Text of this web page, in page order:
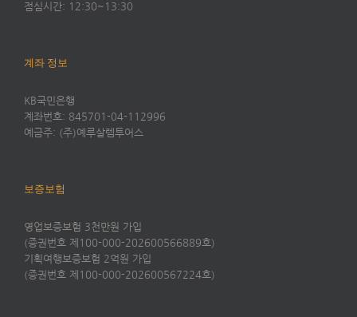
점심시간: 12:30~13:30
계좌 정보
KB국민은행
계좌번호: 845701-04-112996
예금주: (주)예루살렘투어스
보증보험
영업보증보험 3천만원 가입
(증권번호 제100-000-202600566889호)
기획여행보증보험 2억원 가입
(증권번호 제100-000-202600567224호)